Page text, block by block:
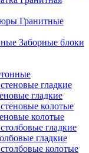
Гранитные
Заборные блоки
гладкие
колотые
гладкие